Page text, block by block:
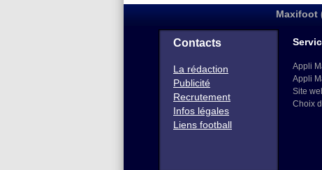
Maxifoot
Contacts
La rédaction
Publicité
Recrutement
Infos légales
Liens football
Appli
Appli
Site
Choix